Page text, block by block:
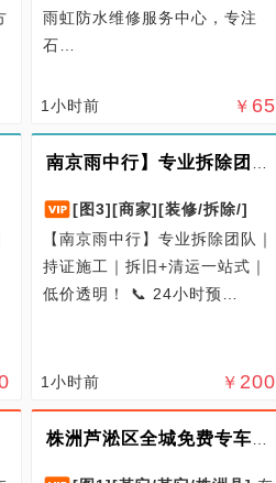
雨虹防水维修服务中心，专注
石…
￥ 65
1小时前
[图3][商家][装修/拆除/]
【南京雨中行】专业拆除团队｜
持证施工｜拆旧+清运一站式｜
低价透明！ 📞 24小时预…
￥ 200
1小时前